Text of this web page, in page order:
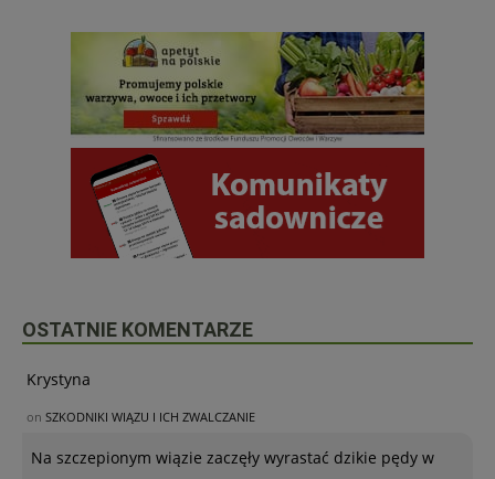
OSTATNIE KOMENTARZE
Krystyna
on SZKODNIKI WIĄZU I ICH ZWALCZANIE
Na szczepionym wiązie zaczęły wyrastać dzikie pędy w